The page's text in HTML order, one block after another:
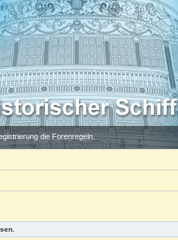
die Forenregeln.